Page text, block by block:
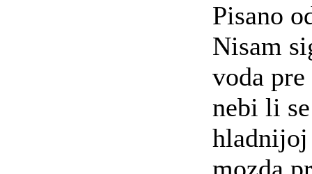
Pisano
Nisam
voda
nebi li
hladnijoj